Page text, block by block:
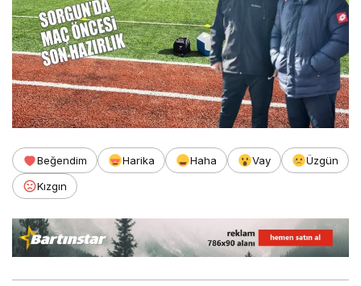
Beğendim Harika Haha Vay
Üzgün
Kızgın